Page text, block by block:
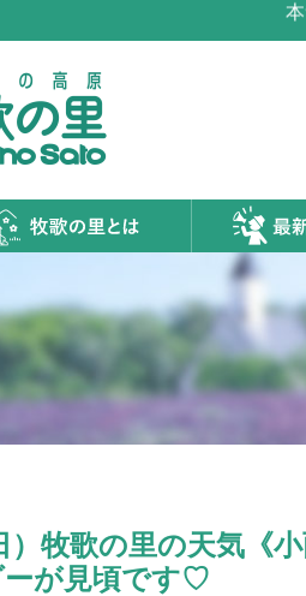
牧
牧
）牧歌の里の天気《
が見頃です♡